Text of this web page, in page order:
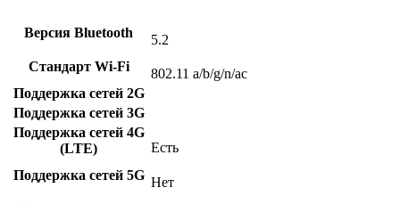
Версия Bluetooth
5.2
Стандарт Wi-Fi
802.11 a/b/g/n/ac
Поддержка сетей 2G
Поддержка сетей 3G
Поддержка сетей 4G
(LTE)
Есть
Поддержка сетей 5G Нет